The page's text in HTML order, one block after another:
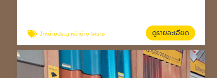
จำหน่ายประตู หน้าต่าง โคราช ดูรายละเอียด